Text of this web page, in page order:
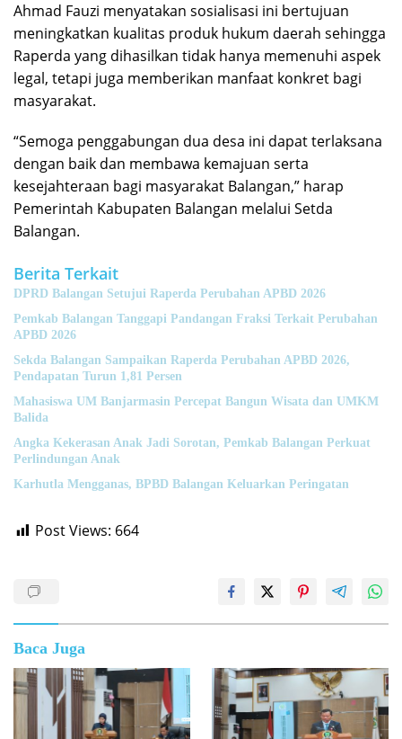
Ahmad Fauzi menyatakan sosialisasi ini bertujuan
meningkatkan kualitas produk hukum daerah sehingga
Raperda yang dihasilkan tidak hanya memenuhi aspek
legal, tetapi juga memberikan manfaat konkret bagi
masyarakat.
“Semoga penggabungan dua desa ini dapat terlaksana
dengan baik dan membawa kemajuan serta
kesejahteraan bagi masyarakat Balangan,” harap
Pemerintah Kabupaten Balangan melalui Setda
Balangan.
Berita Terkait
DPRD Balangan Setujui Raperda Perubahan APBD 2026
Pemkab Balangan Tanggapi Pandangan Fraksi Terkait Perubahan
APBD 2026
Sekda Balangan Sampaikan Raperda Perubahan APBD 2026,
Pendapatan Turun 1,81 Persen
Mahasiswa UM Banjarmasin Percepat Bangun Wisata dan UMKM
Balida
Angka Kekerasan Anak Jadi Sorotan, Pemkab Balangan Perkuat
Perlindungan Anak
Karhutla Mengganas, BPBD Balangan Keluarkan Peringatan
Post Views: 664
Baca Juga